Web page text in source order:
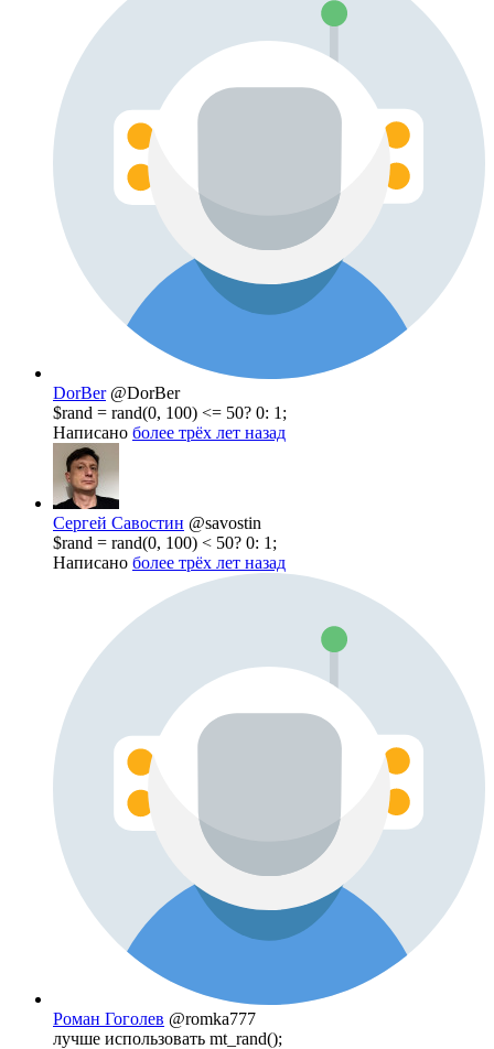
DorBer @DorBer
$rand = rand(0, 100) <= 50? 0: 1;
Написано более трёх лет назад
Сергей Савостин @savostin
$rand = rand(0, 100) < 50? 0: 1;
Написано более трёх лет назад
Роман Гоголев @romka777
лучше использовать mt_rand();